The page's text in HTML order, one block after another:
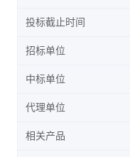
投标截止时间
招标单位
中标单位
代理单位
相关产品